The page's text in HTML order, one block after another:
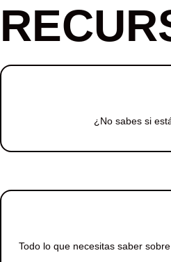
¿No sabes si
Todo lo que necesitas saber